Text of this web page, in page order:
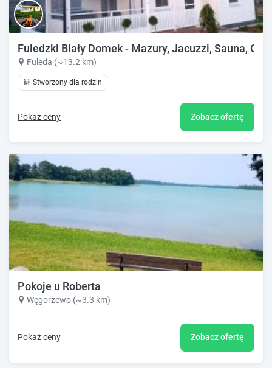
Fuledzki Biały Domek - Mazury, Jacuzzi, Sauna,
Fuleda (~13.2 km)
Stworzony dla rodzin
Pokaż ceny Zobacz ofertę
Pokoje u Roberta
Węgorzewo (~3.3 km)
Pokaż ceny Zobacz ofertę